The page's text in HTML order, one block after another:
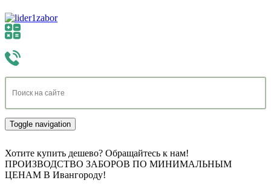
Toggle navigation
Хотите купить дешево? Обращайтесь к нам!
ПРОИЗВОДСТВО ЗАБОРОВ ПО МИНИМАЛЬНЫМ
ЦЕНАМ В Ивангороду!